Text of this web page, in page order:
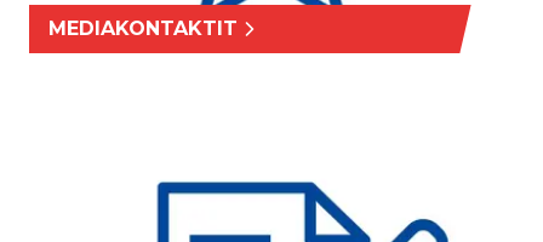
MEDIAKONTAKTIT